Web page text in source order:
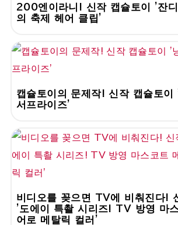
200엔이라니! 신작 캡슐토이 '잔
의 축제 헤어 클립'
캡슐토이의 문제작! 신작 캡슐토이
서프라이즈'
비디오를 꽂으면 TV에 비춰진다!
'도에이 특촬 시리즈! TV 방영 마
어로 메탈릭 컬러'